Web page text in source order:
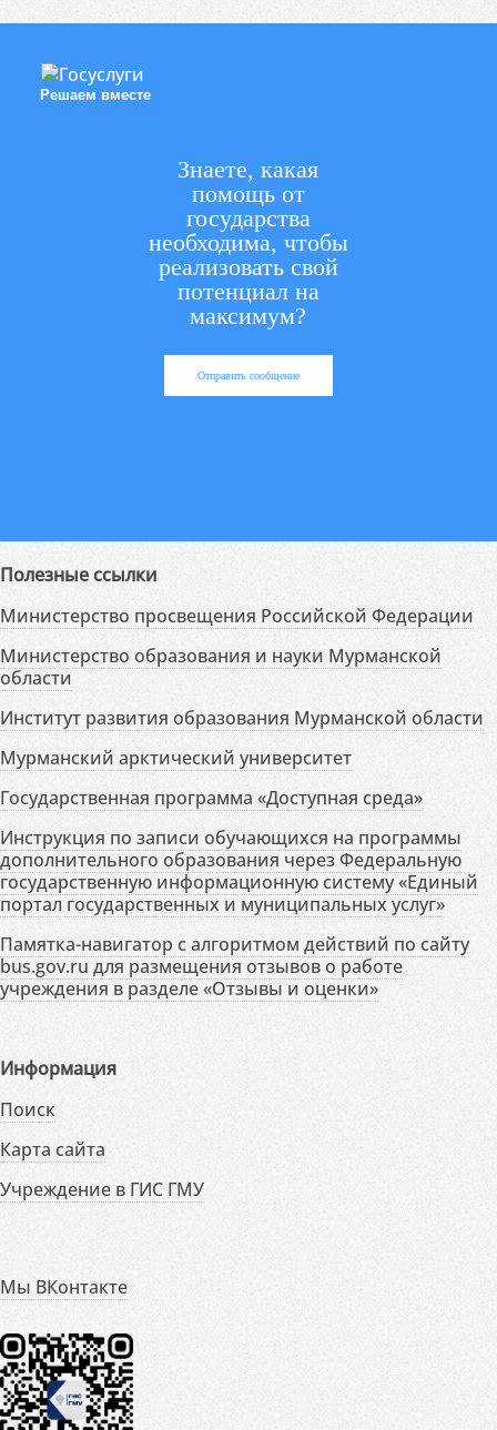
Решаем вместе
Знаете, какая
помощь от
государства
необходима, чтобы
реализовать свой
потенциал на
максимум?
Отправить сообщение
Полезные ссылки
Министерство просвещения Российской Федерации
Министерство образования и науки Мурманской
области
Институт развития образования Мурманской области
Мурманский арктический университет
Государственная программа «Доступная среда»
Инструкция по записи обучающихся на программы
дополнительного образования через Федеральную
государственную информационную систему «Единый
портал государственных и муниципальных услуг»
Памятка-навигатор с алгоритмом действий по сайту
bus.gov.ru для размещения отзывов о работе
учреждения в разделе «Отзывы и оценки»
Информация
Поиск
Карта сайта
Учреждение в ГИС ГМУ
Мы ВКонтакте